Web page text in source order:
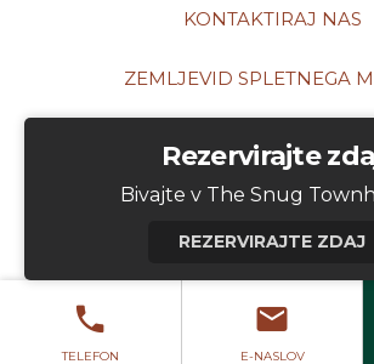
KONTAKTIRAJ NAS
ZEMLJEVID SPLETNEGA
OBVESTILO O
Rezervirajte
Bivajte v The Snug
REZERVIRAJTE ZDAJ
TELEFON E-NASLOV